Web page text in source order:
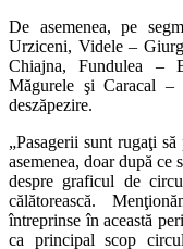
De asemenea, pe
Urziceni, Videle –
Chiajna, Fundulea –
Măgurele şi Caracal –
deszăpezire.
„Pasagerii sunt rugaţi
asemenea, doar după
despre graficul de
călătorească.
întreprinse în această
ca principal scop